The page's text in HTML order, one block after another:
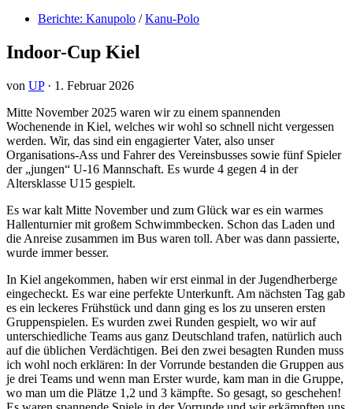
Berichte: Kanupolo / Kanu-Polo
Indoor-Cup Kiel
von UP · 1. Februar 2026
Mitte November 2025 waren wir zu einem spannenden
Wochenende in Kiel, welches wir wohl so schnell nicht vergessen
werden. Wir, das sind ein engagierter Vater, also unser
Organisations-Ass und Fahrer des Vereinsbusses sowie fünf Spieler
der „jungen“ U-16 Mannschaft. Es wurde 4 gegen 4 in der
Altersklasse U15 gespielt.
Es war kalt Mitte November und zum Glück war es ein warmes
Hallenturnier mit großem Schwimmbecken. Schon das Laden und
die Anreise zusammen im Bus waren toll. Aber was dann passierte,
wurde immer besser.
In Kiel angekommen, haben wir erst einmal in der Jugendherberge
eingecheckt. Es war eine perfekte Unterkunft. Am nächsten Tag gab
es ein leckeres Frühstück und dann ging es los zu unseren ersten
Gruppenspielen. Es wurden zwei Runden gespielt, wo wir auf
unterschiedliche Teams aus ganz Deutschland trafen, natürlich auch
auf die üblichen Verdächtigen. Bei den zwei besagten Runden muss
ich wohl noch erklären: In der Vorrunde bestanden die Gruppen aus
je drei Teams und wenn man Erster wurde, kam man in die Gruppe,
wo man um die Plätze 1,2 und 3 kämpfte. So gesagt, so geschehen!